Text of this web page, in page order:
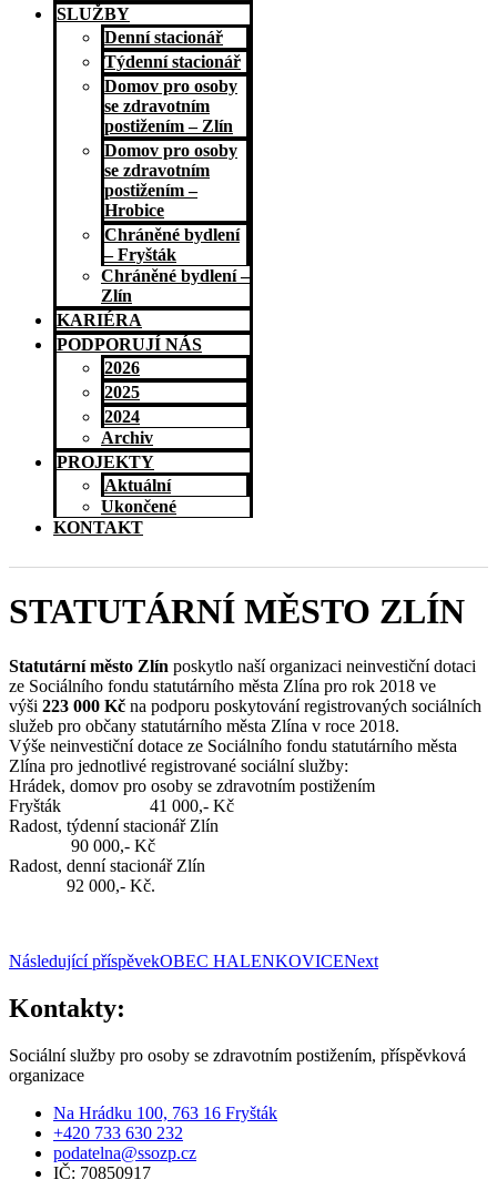
SLUŽBY
Denní stacionář
Týdenní stacionář
Domov pro osoby
se zdravotním
postižením – Zlín
Domov pro osoby
se zdravotním
postižením –
Hrobice
Chráněné bydlení
– Fryšták
Chráněné bydlení –
Zlín
KARIÉRA
PODPORUJÍ NÁS
2026
2025
2024
Archiv
PROJEKTY
Aktuální
Ukončené
KONTAKT
STATUTÁRNÍ MĚSTO ZLÍN
Statutární město Zlín poskytlo naší organizaci neinvestiční dotaci
ze Sociálního fondu statutárního města Zlína pro rok 2018 ve
výši 223 000 Kč na podporu poskytování registrovaných sociálních
služeb pro občany statutárního města Zlína v roce 2018.
Výše neinvestiční dotace ze Sociálního fondu statutárního města
Zlína pro jednotlivé registrované sociální služby:
Hrádek, domov pro osoby se zdravotním postižením
Fryšták 41 000,- Kč
Radost, týdenní stacionář Zlín
90 000,- Kč
Radost, denní stacionář Zlín
92 000,- Kč.
Následující příspěvekOBEC HALENKOVICENext
Kontakty:
Sociální služby pro osoby se zdravotním postižením, příspěvková
organizace
Na Hrádku 100, 763 16 Fryšták
+420 733 630 232
podatelna@ssozp.cz
IČ: 70850917